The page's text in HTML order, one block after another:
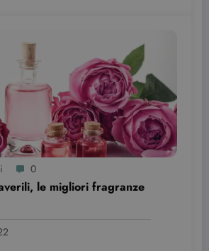
0
le migliori fragranze
Google LLC
.youtube.com
Sessione
cookie è
impostato da
YouTube per
tenere traccia
delle
dei video
incorporati.